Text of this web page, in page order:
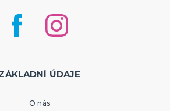
ÚDAJE
O nás